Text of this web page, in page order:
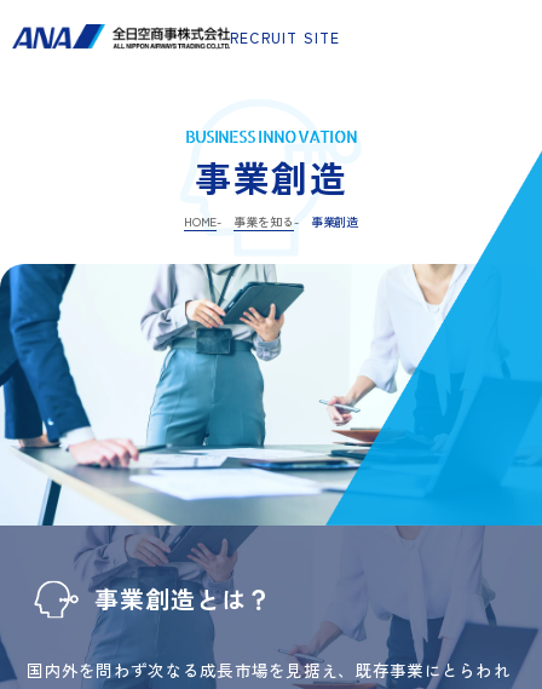
RECRUIT SITE
BUSINESS INNOVATION
事業創造
HOME 事業を知る 事業創造
事業創造とは？
国内外を問わず次なる成長市場を見据え、既存事業にとらわれ